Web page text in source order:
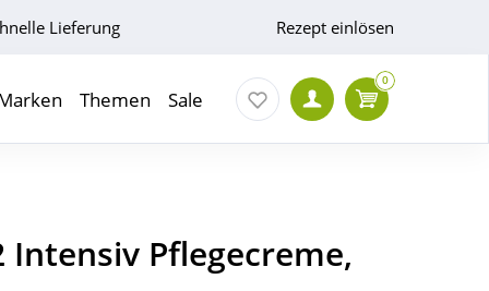
Lieferung Rezept einlösen
Themen Sale
0
Pflegecreme,